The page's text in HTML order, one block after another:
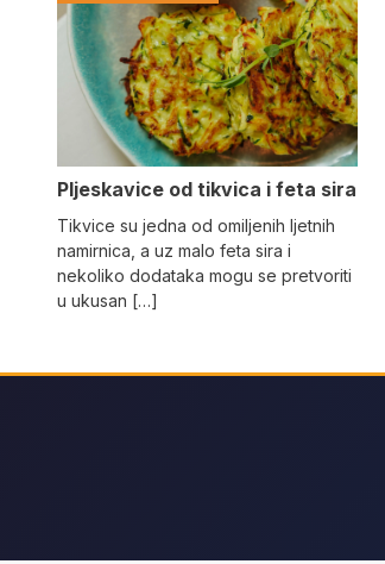
Pljeskavice od tikvica i feta sira
Tikvice su jedna od omiljenih ljetnih
namirnica, a uz malo feta sira i
nekoliko dodataka mogu se pretvoriti
u ukusan […]